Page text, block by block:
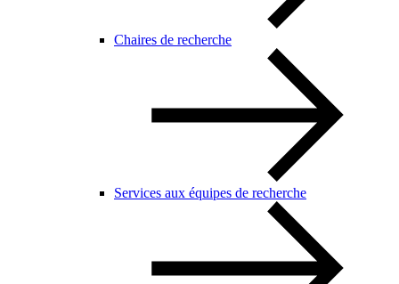
Chaires de recherche
Services aux équipes de recherche